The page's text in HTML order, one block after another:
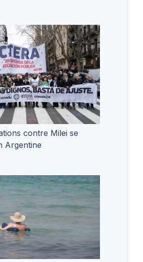
contre Milei se
Argentine